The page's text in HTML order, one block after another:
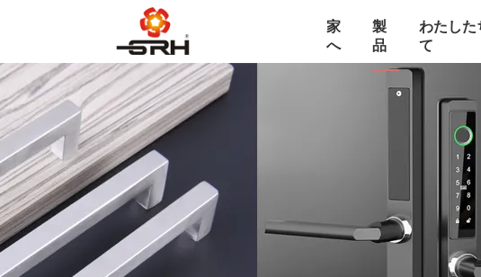
家
へ
製
品
わたした
て